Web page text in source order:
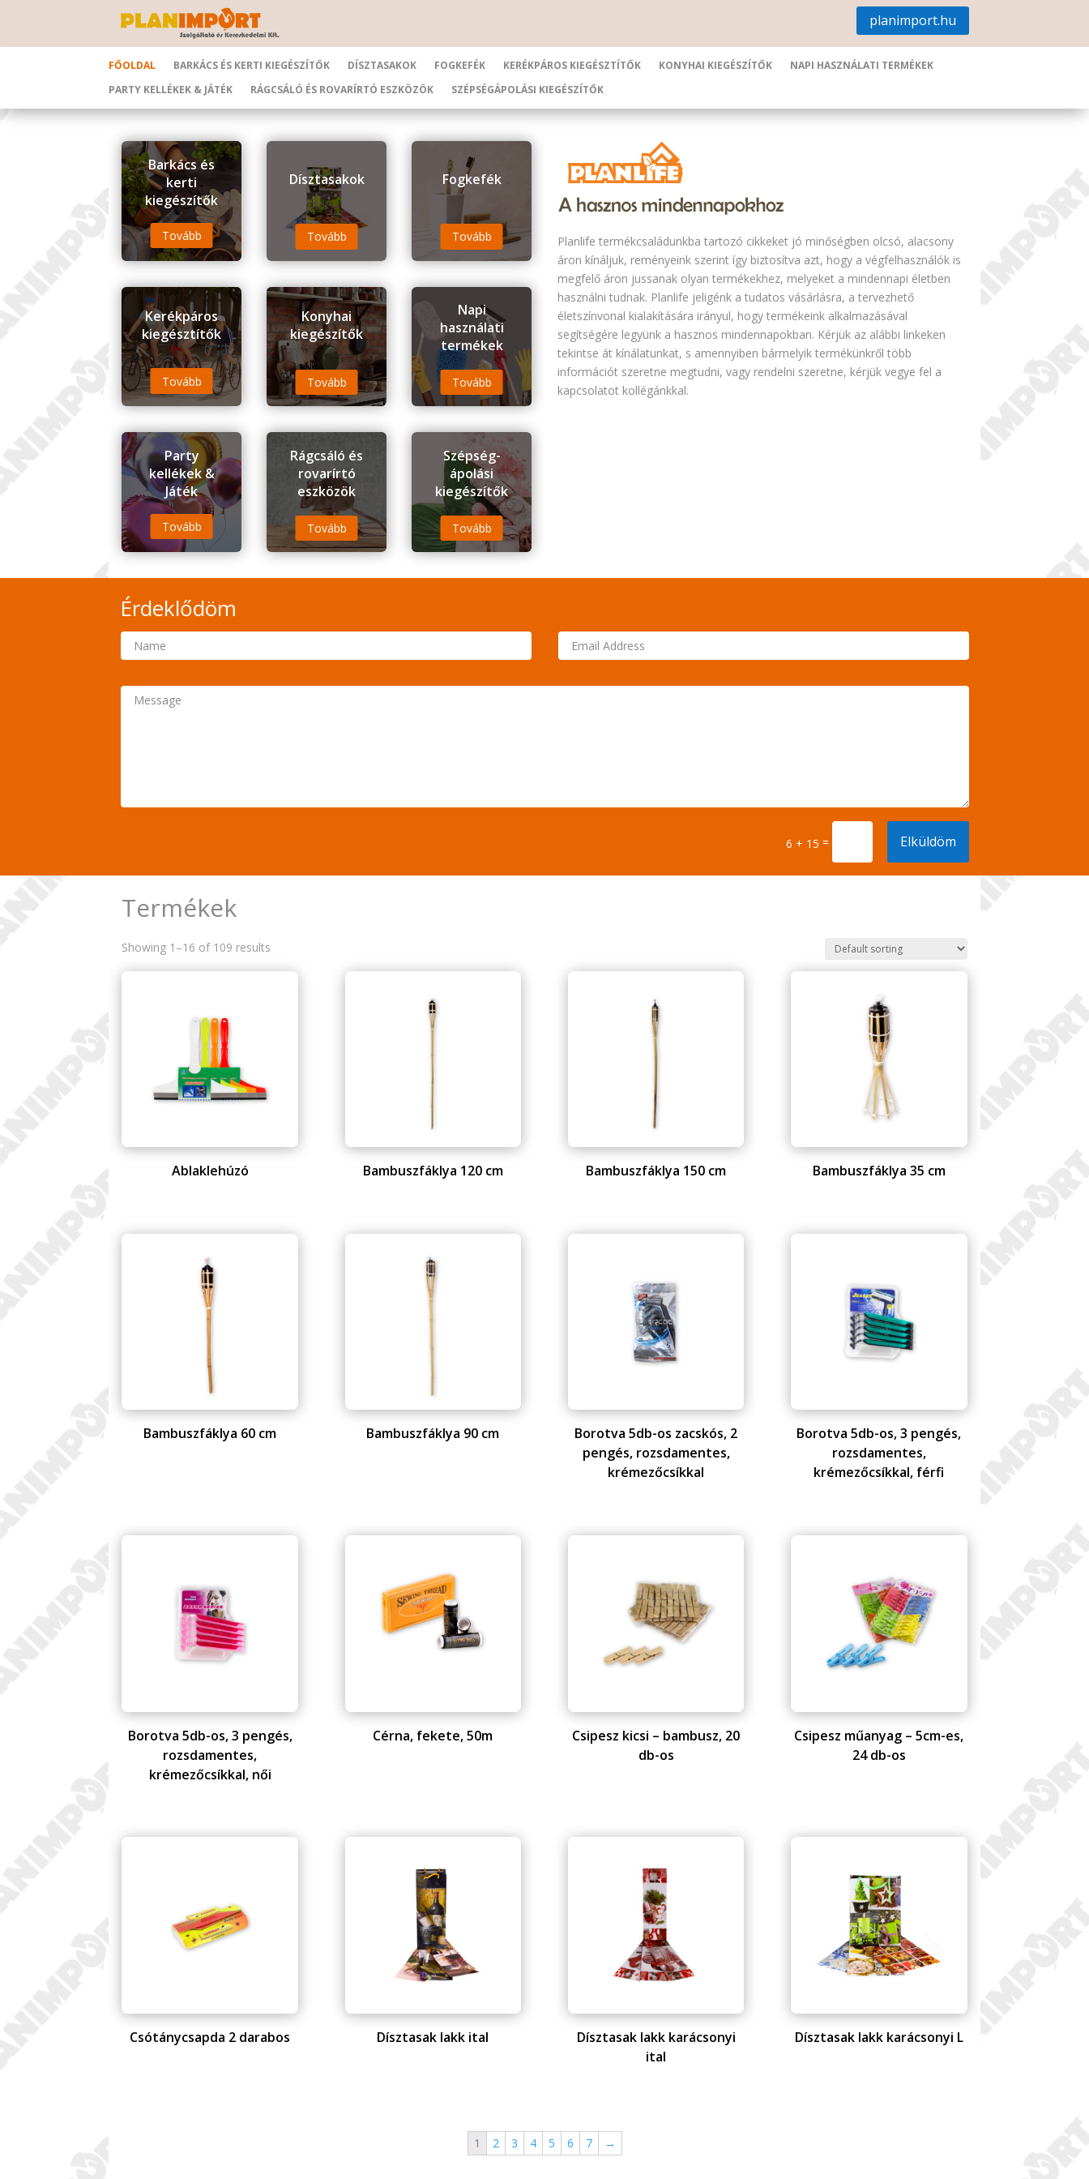
planimport.hu
FŐOLDAL BARKÁCS ÉS KERTI KIEGÉSZÍTŐK DÍSZTASAKOK FOGKEFÉK KERÉKPÁROS KIEGÉSZTÍTŐK KONYHAI KIEGÉSZÍTŐK
NAPI HASZNÁLATI TERMÉKEK
PARTY KELLÉKEK & JÁTÉK
RÁGCSÁLÓ ÉS ROVARÍRTÓ ESZKÖZÖK SZÉPSÉGÁPOLÁSI KIEGÉSZÍTŐK
Barkács és
kerti
kiegészítők
Tovább
Dísztasakok
Tovább
Fogkefék
Tovább
Kerékpáros
kiegésztítők
Tovább
Konyhai
kiegészítők
Tovább
Napi
használati
termékek
Tovább
Party
kellékek &
Játék
Tovább
Rágcsáló és
rovarírtó
eszközök
Tovább
Szépség-
ápolási
kiegészítők
Tovább
Planlife termékcsaládunkba tartozó cikkeket jó minőségben olcsó, alacsony
áron kínáljuk, reményeink szerint így biztosítva azt, hogy a végfelhasználók is
megfelő áron jussanak olyan termékekhez, melyeket a mindennapi életben
használni tudnak. Planlife jeligénk a tudatos vásárlásra, a tervezhető
életszínvonal kialakítására irányul, hogy termékeink alkalmazásával
segítségére legyünk a hasznos mindennapokban. Kérjük az alábbi linkeken
tekintse át kínálatunkat, s amennyiben bármelyik termékünkről több
információt szeretne megtudni, vagy rendelni szeretne, kérjük vegye fel a
kapcsolatot kollégánkkal.
Érdeklődöm
6 + 15 = Elküldöm
Termékek
Showing 1–16 of 109 results
Ablaklehúzó Bambuszfáklya 120 cm Bambuszfáklya 150 cm Bambuszfáklya 35 cm
Bambuszfáklya 60 cm Bambuszfáklya 90 cm
Borotva 5db-os zacskós, 2
pengés, rozsdamentes,
krémezőcsíkkal
Borotva 5db-os, 3 pengés,
rozsdamentes,
krémezőcsíkkal, férfi
Borotva 5db-os, 3 pengés,
rozsdamentes,
krémezőcsíkkal, női
Cérna, fekete, 50m
Csipesz kicsi – bambusz, 20
db-os
Csipesz műanyag – 5cm-es,
24 db-os
Csótánycsapda 2 darabos Dísztasak lakk ital
Dísztasak lakk karácsonyi
ital
Dísztasak lakk karácsonyi L
1 2 3 4 5 6 7 →